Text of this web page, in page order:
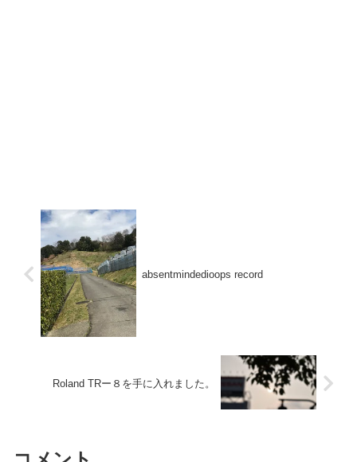
absentmindedioops record
Roland TRー８を手に入れました。